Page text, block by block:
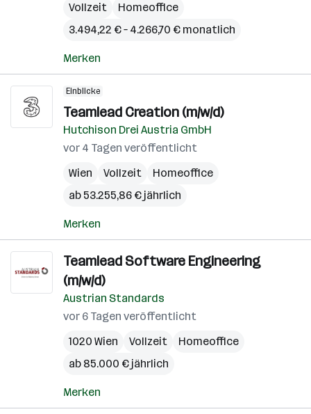
Vollzeit
Homeoffice
3.494,22 € – 4.266,70 € monatlich
Merken
Einblicke
Teamlead Creation (m/w/d)
Hutchison Drei Austria GmbH
vor 4 Tagen veröffentlicht
Wien
Vollzeit
Homeoffice
ab 53.255,86 € jährlich
Merken
Teamlead Software Engineering
(m/w/d)
Austrian Standards
vor 6 Tagen veröffentlicht
1020 Wien
Vollzeit
Homeoffice
ab 85.000 € jährlich
Merken